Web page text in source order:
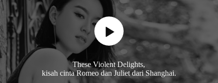
These Violent Delights,
kisah cinta Romeo dan Juliet dari Shanghai.